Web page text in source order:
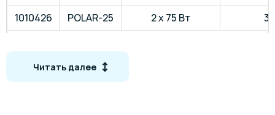
1010426
POLAR-25 2 х 75 Вт
1010427
POLAR-10+
Читать далее